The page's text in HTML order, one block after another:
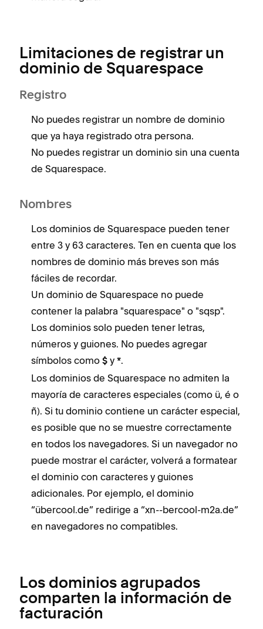
Limitaciones de registrar un
dominio de Squarespace
Registro
No puedes registrar un nombre de dominio
que ya haya registrado otra persona.
No puedes registrar un dominio sin una cuenta
de Squarespace.
Nombres
Los dominios de Squarespace pueden tener
entre 3 y 63 caracteres. Ten en cuenta que los
nombres de dominio más breves son más
fáciles de recordar.
Un dominio de Squarespace no puede
contener la palabra "squarespace" o "sqsp".
Los dominios solo pueden tener letras,
números y guiones. No puedes agregar
símbolos como $ y *.
Los dominios de Squarespace no admiten la
mayoría de caracteres especiales (como ü, é o
ñ). Si tu dominio contiene un carácter especial,
es posible que no se muestre correctamente
en todos los navegadores. Si un navegador no
puede mostrar el carácter, volverá a formatear
el dominio con caracteres y guiones
adicionales. Por ejemplo, el dominio
“übercool.de” redirige a “xn--bercool-m2a.de”
en navegadores no compatibles.
Los dominios agrupados
comparten la información de
facturación